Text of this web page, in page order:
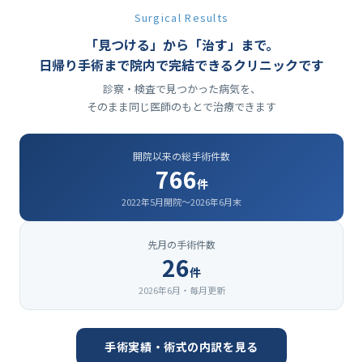
Surgical Results
「見つける」から「治す」まで。
日帰り手術まで院内で完結できるクリニックです
診察・検査で見つかった病気を、
そのまま同じ医師のもとで治療できます
開院以来の総手術件数
766件
2022年5月開院〜2026年6月末
先月の手術件数
26件
2026年6月・毎月更新
手術実績・術式の内訳を見る